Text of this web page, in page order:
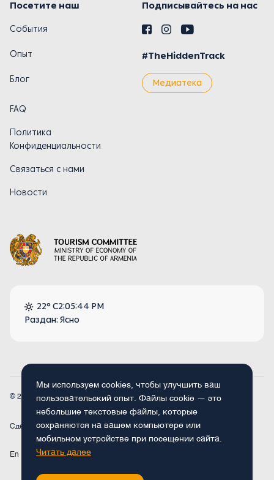
Мы используем cookies, чтобы улучшить ваш
пользовательский опыт. Файлы cookie — это
небольшие текстовые файлы, которые
сохраняются на вашем компьютере или
мобильном устройстве при посещении сайта.
Читать далее
Посетите наш Подписывайтесь на нас
События
Опыт #TheHiddenTrack
Блог Медиатека
FAQ
Политика
Конфиденциальности
Связаться с нами
Новости
22° C2:05:44 PM
Раздан: Ясно
© 2026 Armenia.travel. Все права защищены.
Сделано Concept Studio
En Fr Ru